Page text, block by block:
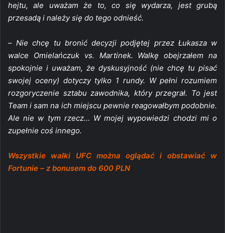
hejtu, ale uważam że to, co się wydarza, jest grubą
przesadą i należy się do tego odnieść.
– Nie chcę tu bronić decyzji podjętej przez Łukasza w
walce Omielańczuk vs. Martinek. Walkę obejrzałem na
spokojnie i uważam, że dyskusyjność (nie chcę tu pisać
swojej oceny) dotyczy tylko 1 rundy. W pełni rozumiem
rozgoryczenie sztabu zawodnika, który przegrał. To jest
Team i sam na ich miejscu pewnie reagowałbym podobnie.
Ale nie w tym rzecz… W mojej wypowiedzi chodzi mi o
zupełnie coś innego.
Wszystkie walki UFC można oglądać i obstawiać w
Fortunie – z bonusem do 600 PLN